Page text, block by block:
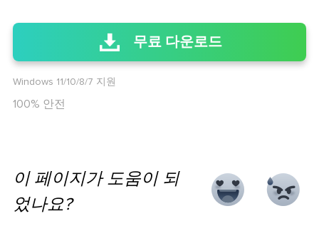
무료 다운로드
Windows 11/10/8/7 지원
100% 안전
이 페이지가 도움이 되
었나요?